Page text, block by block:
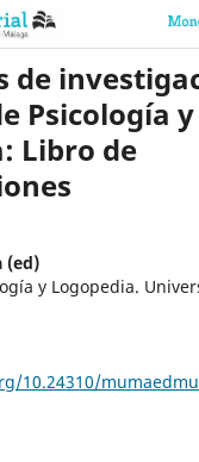
de
Psicología y
Libro de
(ed)
y Logopedia.
10.24310/